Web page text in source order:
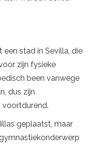
een stad in Sevilla, die
zijn fysieke
been vanwege
dus zijn
geplaatst, maar